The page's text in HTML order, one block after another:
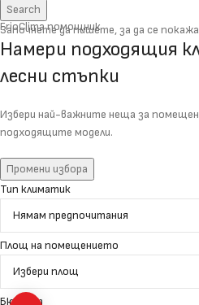
Search
Започнете да пишете, за да се
FrioClima помощник
Намери подходящия
лесни стъпки
Избери най-важните неща за
подходящите модели.
Промени избора
Тип климатик
Площ на помещението
Бюджет